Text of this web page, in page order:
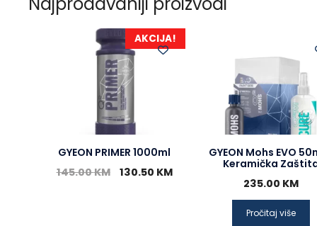
AKCIJA!
GYEON PRIMER 1000ml
145.00KM 130.50 KM
GYEON Mohs EVO
Keramička
235.00 KM
Pročitaj više